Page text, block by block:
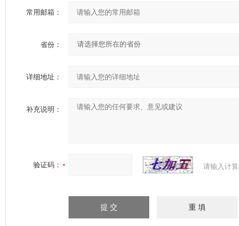
常用邮箱：
省份：
详细地址：
补充说明：
验证码： 请输入计